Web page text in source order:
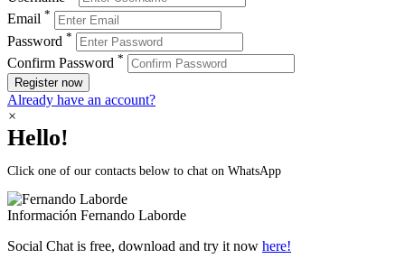
Email *
Password *
Confirm Password *
Register now
Already have an account?
×
Hello!
Click one of our contacts below to chat on WhatsApp
Información Fernando Laborde
Social Chat is free, download and try it now here!